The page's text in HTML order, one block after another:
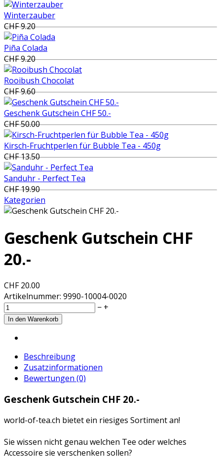
Winterzauber
CHF 9.20
Piña Colada
CHF 9.20
Rooibush Chocolat
CHF 9.60
Geschenk Gutschein CHF 50.-
CHF 50.00
Kirsch-Fruchtperlen für Bubble Tea - 450g
CHF 13.50
Sanduhr - Perfect Tea
CHF 19.90
Kategorien
Geschenk Gutschein CHF
20.-
CHF 20.00
Artikelnummer: 9990-10004-0020
− +
Beschreibung
Zusatzinformationen
Bewertungen (0)
Geschenk Gutschein CHF 20.-
world-of-tea.ch bietet ein riesiges Sortiment an!
Sie wissen nicht genau welchen Tee oder welches
Accessoire sie verschenken sollen?